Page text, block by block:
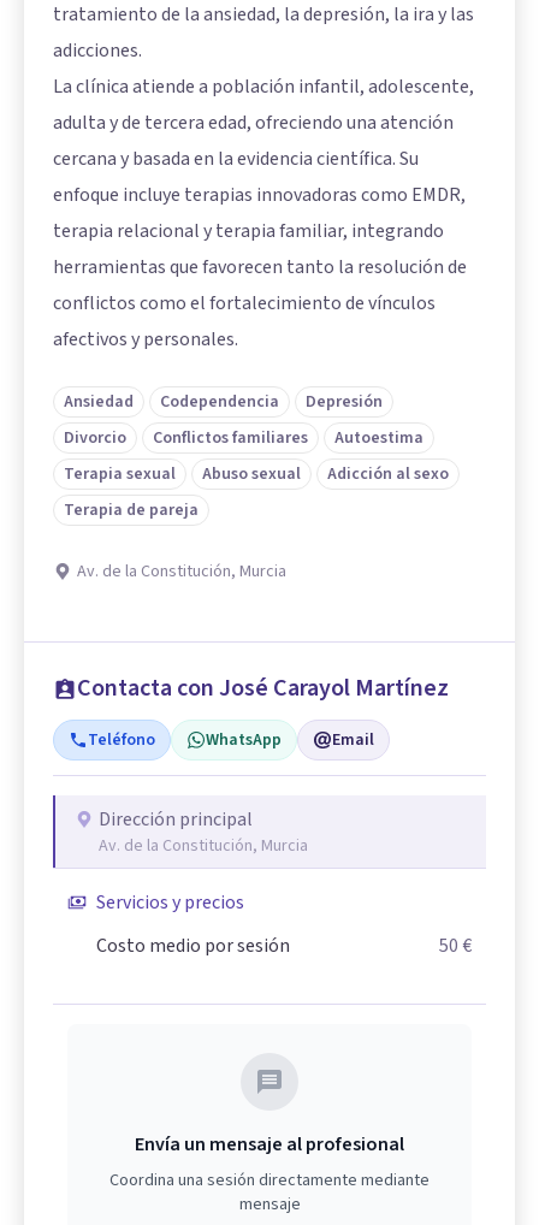
tratamiento de la ansiedad, la depresión, la ira y las
adicciones.
La clínica atiende a población infantil, adolescente,
adulta y de tercera edad, ofreciendo una atención
cercana y basada en la evidencia científica. Su
enfoque incluye terapias innovadoras como EMDR,
terapia relacional y terapia familiar, integrando
herramientas que favorecen tanto la resolución de
conflictos como el fortalecimiento de vínculos
afectivos y personales.
Ansiedad Codependencia
Depresión
Divorcio
Conflictos familiares
Autoestima
Terapia sexual
Abuso sexual
Adicción al sexo
Terapia de pareja
Av. de la Constitución, Murcia
Contacta con José Carayol Martínez
Teléfono WhatsApp Email
Dirección principal
Av. de la Constitución, Murcia
Servicios y precios
Costo medio por sesión
50 €
Envía un mensaje al profesional
Coordina una sesión directamente mediante
mensaje